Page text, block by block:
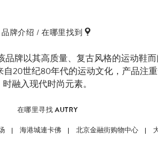
品牌介绍 / 在哪里找到
品牌以其高质量、复古风格的运动鞋
20世纪80年代的运动文化，产品注
时融入现代时尚元素。
在哪里寻找 AUTRY
海港城連卡佛 北京金融街购物中心